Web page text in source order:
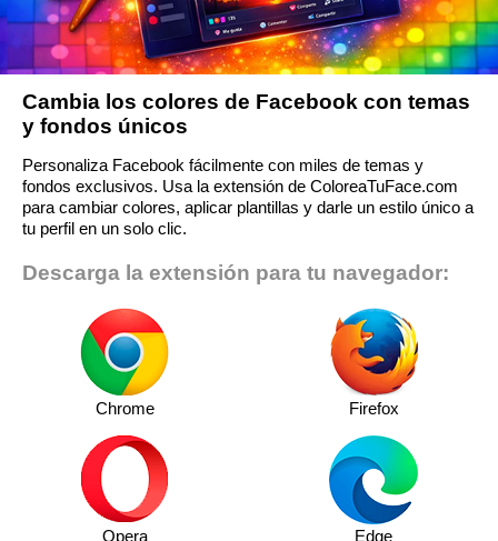
Cambia los colores de Facebook con temas
y fondos únicos
Personaliza Facebook fácilmente con miles de temas y
fondos exclusivos. Usa la extensión de ColoreaTuFace.com
para cambiar colores, aplicar plantillas y darle un estilo único a
tu perfil en un solo clic.
Descarga la extensión para tu navegador:
Chrome Firefox
Opera Edge